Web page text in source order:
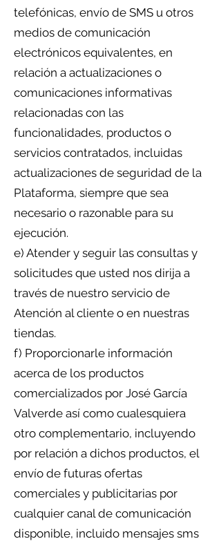
telefónicas, envío de SMS u otros
medios de comunicación
electrónicos equivalentes, en
relación a actualizaciones o
comunicaciones informativas
relacionadas con las
funcionalidades, productos o
servicios contratados, incluidas
actualizaciones de seguridad de la
Plataforma, siempre que sea
necesario o razonable para su
ejecución.
e) Atender y seguir las consultas y
solicitudes que usted nos dirija a
través de nuestro servicio de
Atención al cliente o en nuestras
tiendas.
f) Proporcionarle información
acerca de los productos
comercializados por José García
Valverde así como cualesquiera
otro complementario, incluyendo
por relación a dichos productos, el
envío de futuras ofertas
comerciales y publicitarias por
cualquier canal de comunicación
disponible, incluido mensajes sms